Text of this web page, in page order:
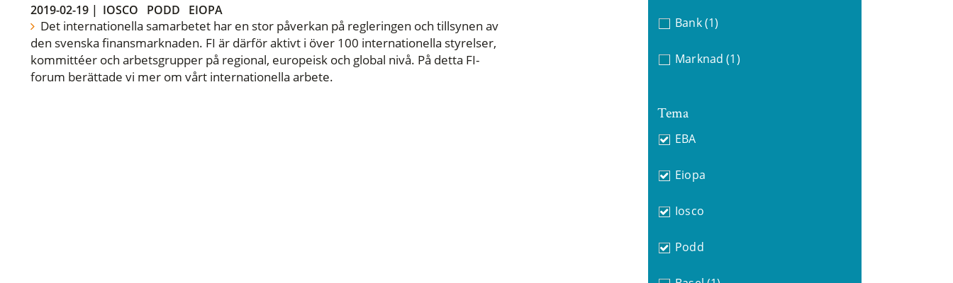
2019-02-19| IOSCO PODD EIOPA
Det internationella samarbetet har en stor påverkan på regleringen och tillsynen av
den svenska finansmarknaden. FI är därför aktivt i över 100 internationella styrelser,
kommittéer och arbetsgrupper på regional, europeisk och global nivå. På detta FI-
forum berättade vi mer om vårt internationella arbete.
Bank (1)
Marknad (1)
Tema
EBA
Eiopa
Iosco
Podd